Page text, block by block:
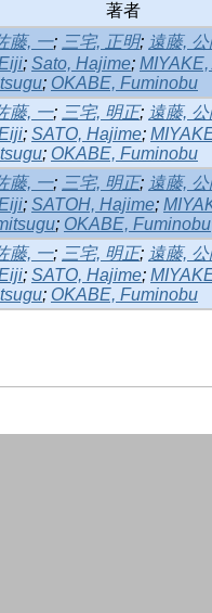
著者
藤, 一; 三宅, 正明; 遠藤,
; Sato, Hajime;
; OKABE, Fuminobu
藤, 一; 三宅, 明正; 遠藤,
; SATO, Hajime;
; OKABE, Fuminobu
藤, 一; 三宅, 明正; 遠藤,
; SATOH, Hajime;
; OKABE, Fuminobu
藤, 一; 三宅, 明正; 遠藤,
; SATO, Hajime;
; OKABE, Fuminobu